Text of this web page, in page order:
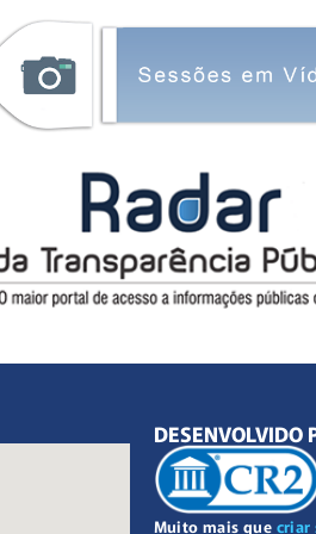
Muito mais que criar
DESENVOLVIDO